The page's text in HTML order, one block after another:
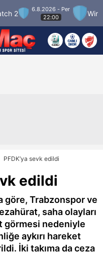
2
6.8.2026 - Per
22:00
PFDK’ya sevk edildi
edildi
göre, Trabzonspor ve
saha olayları
görmesi nedeniyle
aykırı hareket
İki takıma da ceza